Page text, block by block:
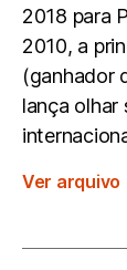
2018 para
2010, a
(ganhador
lança olhar
Ver arquivo